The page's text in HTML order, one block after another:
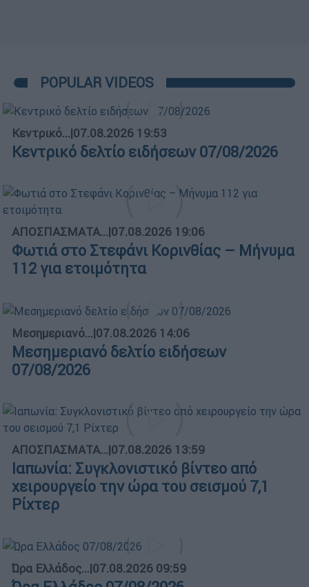
POPULAR VIDEOS
Κεντρικό...|07.08.2026 19:53
Κεντρικό δελτίο ειδήσεων 07/08/2026
ΑΠΟΣΠΑΣΜΑΤΑ...|07.08.2026 19:06
Φωτιά στο Στεφάνι Κορινθίας – Μήνυμα
112 για ετοιμότητα
Μεσημεριανό...|07.08.2026 14:06
Μεσημεριανό δελτίο ειδήσεων
07/08/2026
ΑΠΟΣΠΑΣΜΑΤΑ...|07.08.2026 13:59
Ιαπωνία: Συγκλονιστικό βίντεο από
χειρουργείο την ώρα του σεισμού 7,1
Ρίχτερ
Ώρα Ελλάδος...|07.08.2026 09:59